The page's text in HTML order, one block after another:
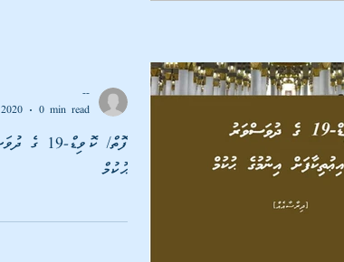
ފޮތް/
ޙުކުމް
--
0 min read